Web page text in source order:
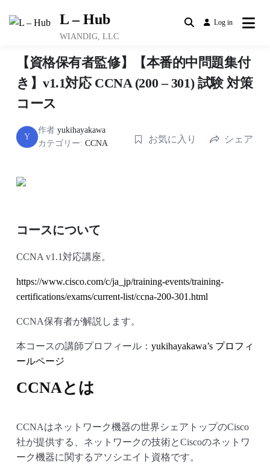
L – Hub
WIANDIG, LLC
Log in
【資格保有者監修】【本番的中問題集付
き】v1.1対応 CCNA (200 – 301) 試験 対策
コース
Y
作者 yukihayakawa
カテゴリー: CCNA お気に入り シェア
コースについて
CCNA v1.1対応講座。
https://www.cisco.com/c/ja_jp/training-events/training-
certifications/exams/current-list/ccna-200-301.html
CCNA保有者が解説します。
本コースの講師プロフィール： yukihayakawa’s プロフィ
ールページ
CCNAとは
CCNAはネットワーク機器の世界シェアトップのCisco
社が提供する、ネットワークの技術とCiscoのネットワ
ーク機器に関するアソシエイト資格です。